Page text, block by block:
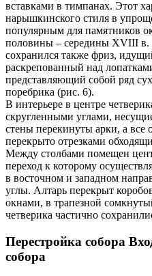
вставками в тимпанах. Этот
нарышкинского стиля в
популярным для памятников
половины – середины XVIII в.
сохранился также фриз,
раскрепованный над
представляющий собой ряд
поребрика (рис. 6).
В интерьере в центре
скругленными углами,
стены перекинуты арки, а все
перекрыто отрезками
Между столбами помещен
переход к которому
в восточном и западном
углы. Алтарь перекрыт
окнами, в трапезной
четверика частично
Перестройка собора
собора